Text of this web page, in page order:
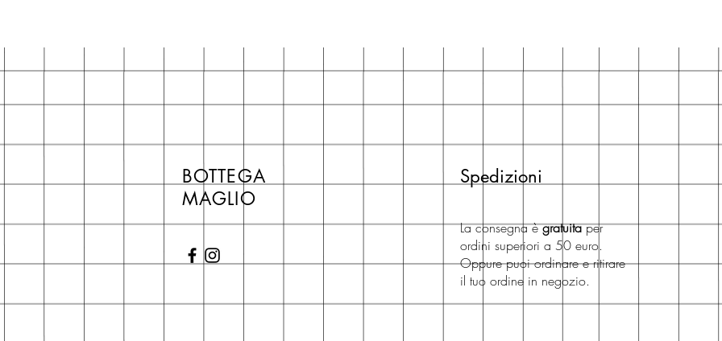
BOTTEGA
MAGLIO
Spedizioni
La consegna ègratuitaper
ordini superiori a 50 euro.
Oppure puoi ordinare e ritirare
il tuo ordine in negozio.